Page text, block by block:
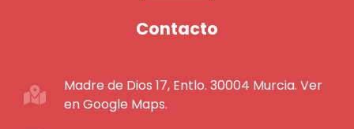
Contacto
Madre de Dios 17, Entlo. 30004 Murcia. Ver
en Google Maps.